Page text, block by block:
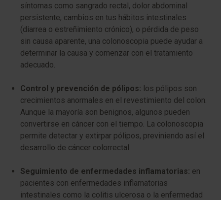
síntomas como sangrado rectal, dolor abdominal
persistente, cambios en tus hábitos intestinales
(diarrea o estreñimiento crónico), o pérdida de peso
sin causa aparente, una colonoscopia puede ayudar a
determinar la causa y comenzar con el tratamiento
adecuado.
Control y prevención de pólipos: los pólipos son
crecimientos anormales en el revestimiento del colon.
Aunque la mayoría son benignos, algunos pueden
convertirse en cáncer con el tiempo. La colonoscopia
permite detectar y extirpar pólipos, previniendo así el
desarrollo de cáncer colorrectal.
Seguimiento de enfermedades inflamatorias: en
pacientes con enfermedades inflamatorias
intestinales como la colitis ulcerosa o la enfermedad